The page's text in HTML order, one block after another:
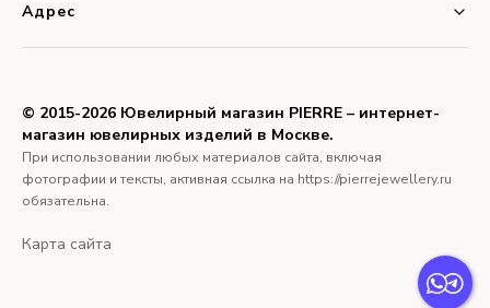
Адрес
© 2015-2026 Ювелирный магазин PIERRE – интернет-
магазин ювелирных изделий в Москве.
При использовании любых материалов сайта, включая
фотографии и тексты, активная ссылка на https://pierrejewellery.ru
обязательна.
Карта сайта